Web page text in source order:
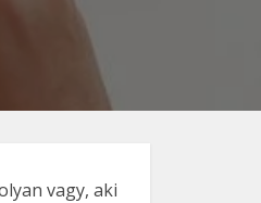
vagy, aki